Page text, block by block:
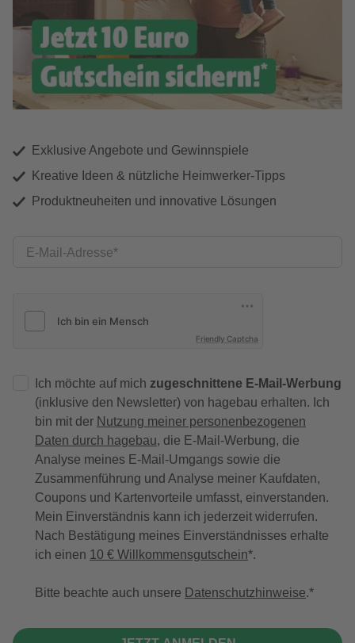
Exklusive Angebote und Gewinnspiele
Kreative Ideen & nützliche Heimwerker-Tipps
Produktneuheiten und innovative Lösungen
E-Mail-Adresse
Friendly Captcha
Ich möchte auf mich zugeschnittene E-Mail-Werbung
(inklusive den Newsletter) von hagebau erhalten. Ich
bin mit der Nutzung meiner personenbezogenen
Daten durch hagebau, die E-Mail-Werbung, die
Analyse meines E-Mail-Umgangs sowie die
Zusammenführung und Analyse meiner Kaufdaten,
Coupons und Kartenvorteile umfasst, einverstanden.
Mein Einverständnis kann ich jederzeit widerrufen.
Nach Bestätigung meines Einverständnisses erhalte
ich einen 10 € Willkommensgutschein*.
Bitte beachte auch unsere Datenschutzhinweise.